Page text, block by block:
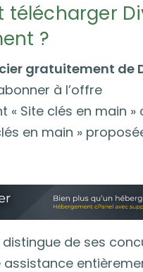
télécharger
?
gratuitement de
à l’offre
« Site clés en main »
en main »
distingue de ses